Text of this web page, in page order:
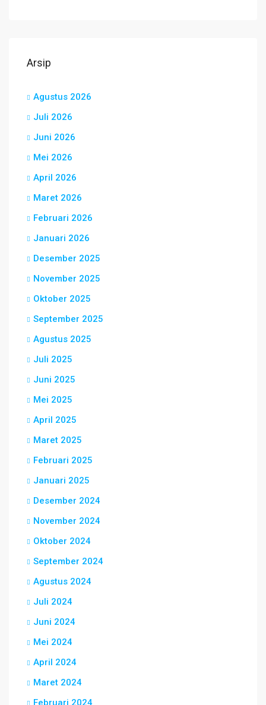
Arsip
Agustus 2026
Juli 2026
Juni 2026
Mei 2026
April 2026
Maret 2026
Februari 2026
Januari 2026
Desember 2025
November 2025
Oktober 2025
September 2025
Agustus 2025
Juli 2025
Juni 2025
Mei 2025
April 2025
Maret 2025
Februari 2025
Januari 2025
Desember 2024
November 2024
Oktober 2024
September 2024
Agustus 2024
Juli 2024
Juni 2024
Mei 2024
April 2024
Maret 2024
Februari 2024